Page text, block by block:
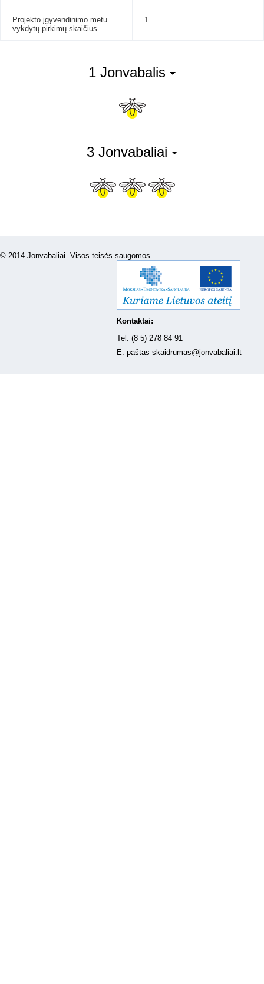
Projekto įgyvendinimo metu
vykdytų pirkimų skaičius
1
1 Jonvabalis
3 Jonvabaliai
© 2014 Jonvabaliai. Visos teisės saugomos.
Kontaktai:
Tel. (8 5) 278 84 91
E. paštas skaidrumas@jonvabaliai.lt